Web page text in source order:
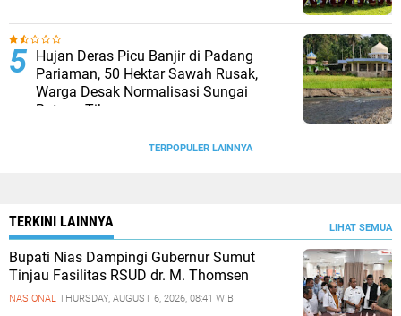
Hujan Deras Picu Banjir di Padang
Pariaman, 50 Hektar Sawah Rusak,
Warga Desak Normalisasi Sungai
Batang Tiku
TERPOPULER LAINNYA
TERKINI LAINNYA LIHAT SEMUA
Bupati Nias Dampingi Gubernur Sumut
Tinjau Fasilitas RSUD dr. M. Thomsen
NASIONAL THURSDAY, AUGUST 6, 2026, 08:41 WIB